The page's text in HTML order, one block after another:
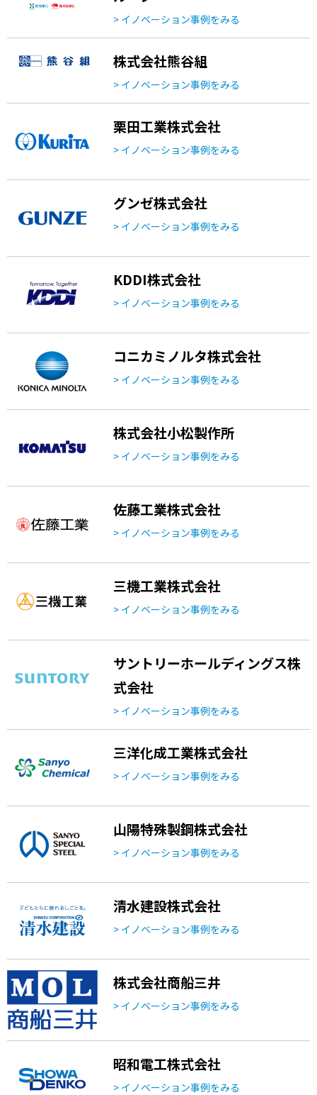
> イノベーション事例をみる
株式会社熊谷組
> イノベーション事例をみる
栗田工業株式会社
> イノベーション事例をみる
グンゼ株式会社
> イノベーション事例をみる
KDDI株式会社
> イノベーション事例をみる
コニカミノルタ株式会社
> イノベーション事例をみる
株式会社小松製作所
> イノベーション事例をみる
佐藤工業株式会社
> イノベーション事例をみる
三機工業株式会社
> イノベーション事例をみる
サントリーホールディングス株
式会社
> イノベーション事例をみる
三洋化成工業株式会社
> イノベーション事例をみる
山陽特殊製鋼株式会社
> イノベーション事例をみる
清水建設株式会社
> イノベーション事例をみる
株式会社商船三井
> イノベーション事例をみる
昭和電工株式会社
> イノベーション事例をみる